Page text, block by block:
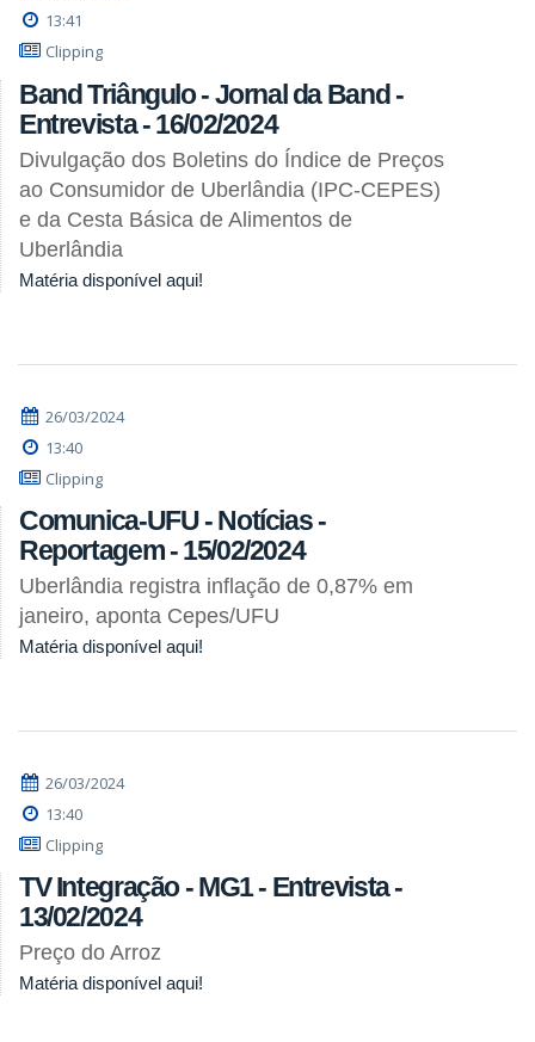
13:41
Clipping
Band Triângulo - Jornal da Band -
Entrevista - 16/02/2024
Divulgação dos Boletins do Índice de Preços
ao Consumidor de Uberlândia (IPC-CEPES)
e da Cesta Básica de Alimentos de
Uberlândia
Matéria disponível aqui!
26/03/2024
13:40
Clipping
Comunica-UFU - Notícias -
Reportagem - 15/02/2024
Uberlândia registra inflação de 0,87% em
janeiro, aponta Cepes/UFU
Matéria disponível aqui!
26/03/2024
13:40
Clipping
TV Integração - MG1 - Entrevista -
13/02/2024
Preço do Arroz
Matéria disponível aqui!